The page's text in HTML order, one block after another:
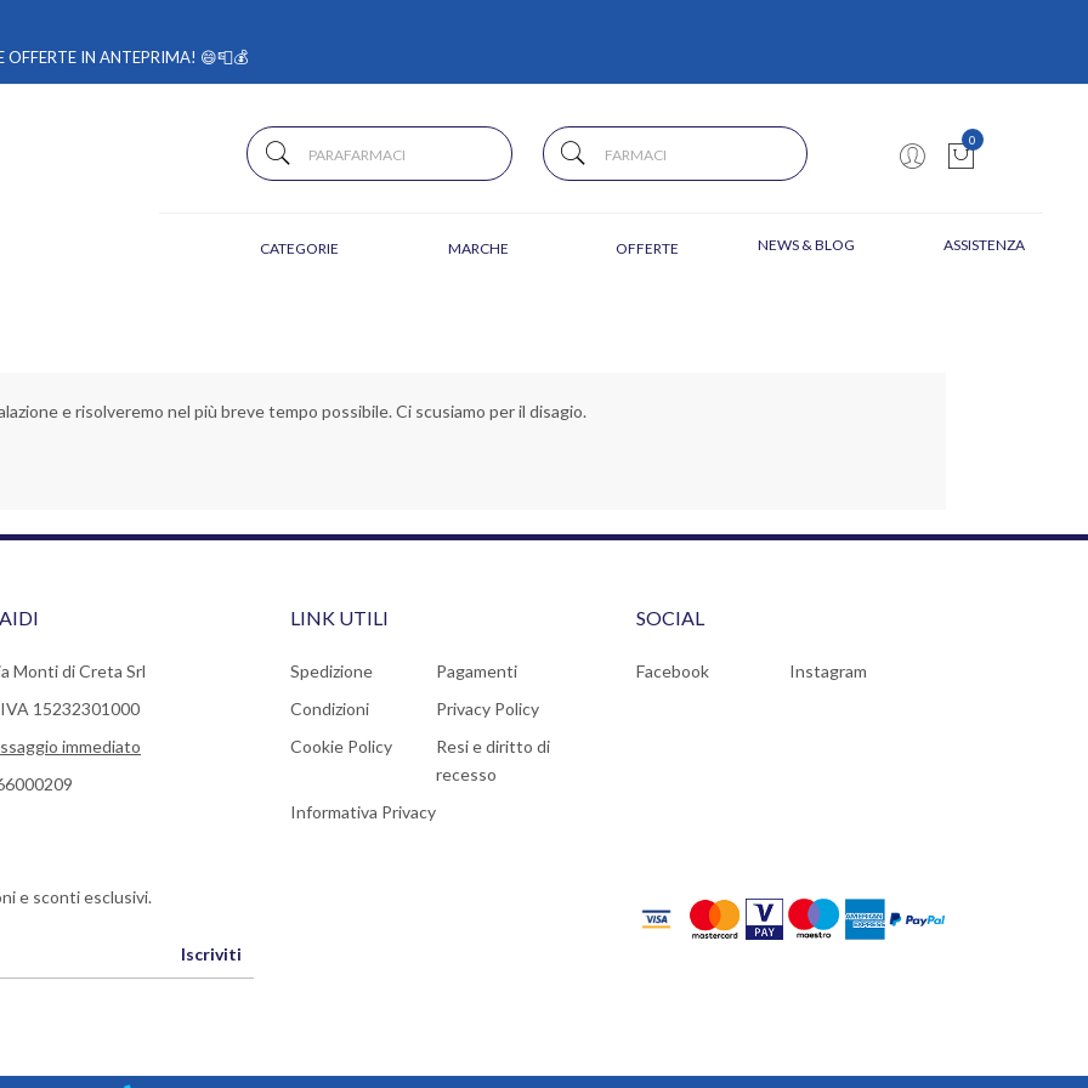
OFFERTE IN ANTEPRIMA! 😄📮💰
0
CATEGORIE MARCHE OFFERTE NEWS & BLOG ASSISTENZA
e risolveremo nel più breve tempo possibile. Ci scusiamo per il disagio.
Monti di Creta Srl
15232301000
immediato
LINK UTILI
Spedizione
Pagamenti
Condizioni
Privacy Policy
Cookie Policy
Resi e diritto di
recesso
Informativa Privacy
SOCIAL
Facebook Instagram
e sconti esclusivi.
Iscriviti